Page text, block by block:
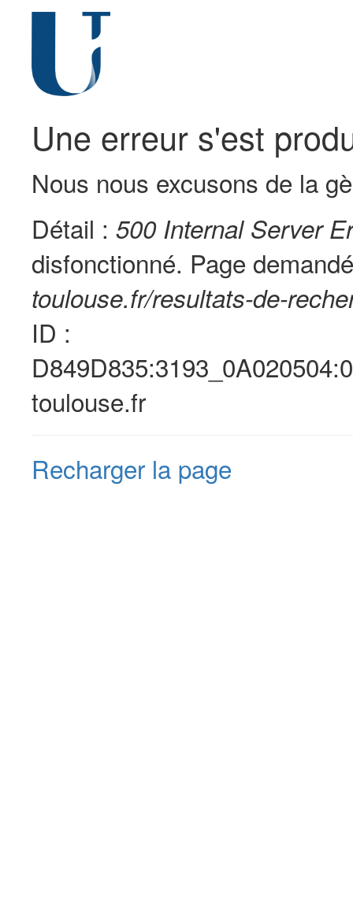
Une erreur s'est
Nous nous excusons de la
Détail : 500 Internal Server
disfonctionné. Page
toulouse.fr/resultats-de-
ID :
toulouse.fr
Recharger la page